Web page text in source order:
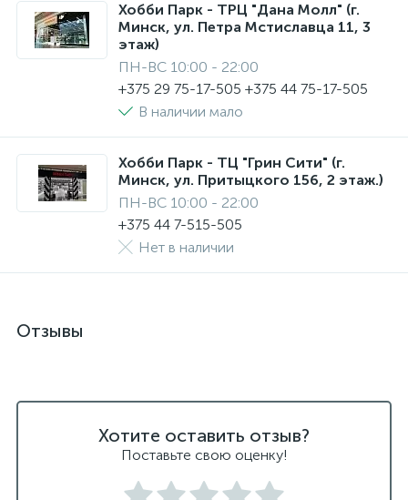
Хобби Парк - ТРЦ "Дана Молл" (г.
Минск, ул. Петра Мстиславца 11, 3
этаж)
ПН-ВС 10:00 - 22:00
+375 29 75-17-505 +375 44 75-17-505
В наличии мало
Хобби Парк - ТЦ "Грин Сити" (г.
Минск, ул. Притыцкого 156, 2 этаж.)
ПН-ВС 10:00 - 22:00
+375 44 7-515-505
Нет в наличии
Отзывы
Хотите оставить отзыв?
Поставьте свою оценку!